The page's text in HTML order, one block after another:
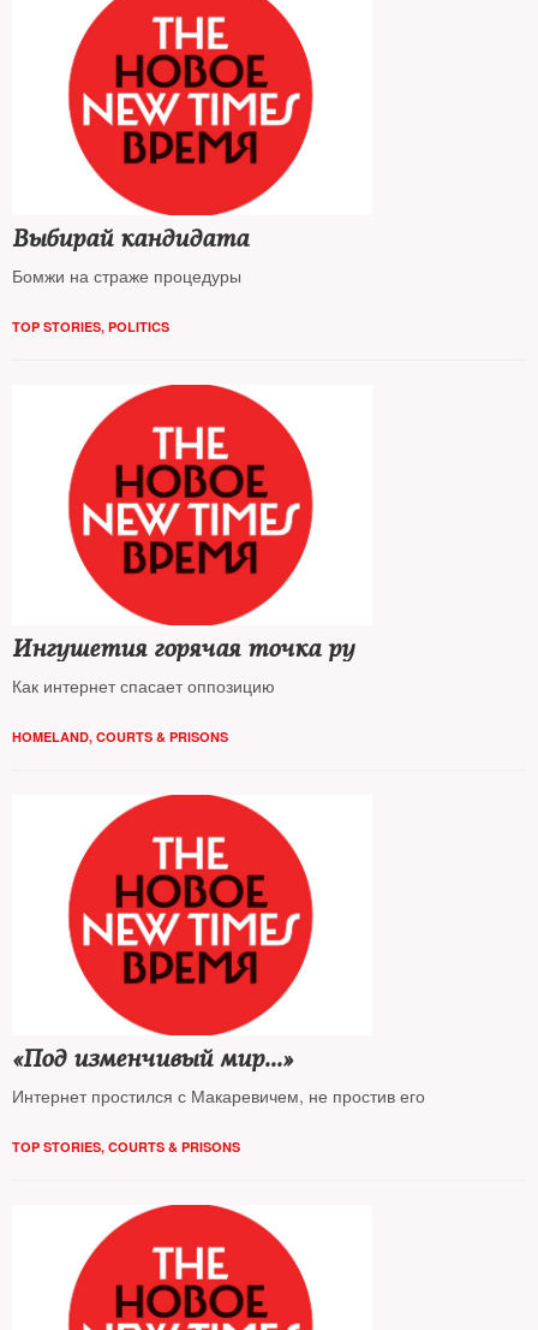
Выбирай кандидата
Бомжи на страже процедуры
TOP STORIES, POLITICS
Ингушетия горячая точка ру
Как интернет спасает оппозицию
HOMELAND, COURTS & PRISONS
«Под изменчивый мир...»
Интернет простился с Макаревичем, не простив его
TOP STORIES, COURTS & PRISONS